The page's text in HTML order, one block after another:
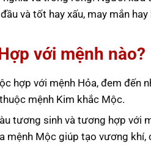
và tốt hay xấu, may mắn
với mệnh nào?
hợp với mệnh Hỏa, đem đến
mệnh Kim khắc Mộc.
tương sinh và tương hợp với
mệnh Mộc giúp tạo vương